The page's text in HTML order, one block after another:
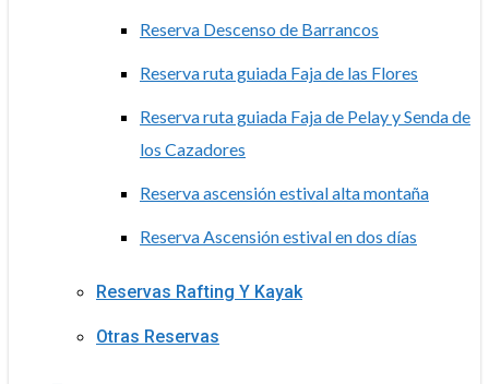
Reserva Descenso de Barrancos
Reserva ruta guiada Faja de las Flores
Reserva ruta guiada Faja de Pelay y Senda de
los Cazadores
Reserva ascensión estival alta montaña
Reserva Ascensión estival en dos días
Reservas Rafting Y Kayak
Otras Reservas